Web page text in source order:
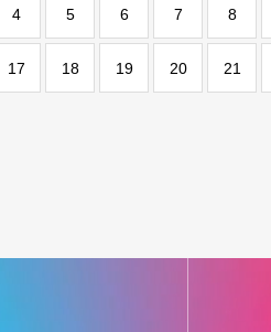
4 5 6 7 8
17 18 19 20 21